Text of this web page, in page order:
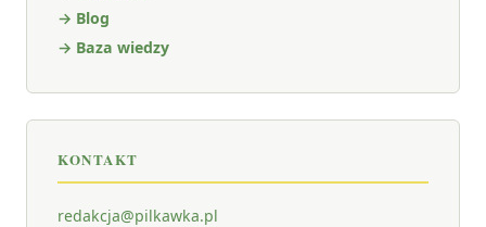
→ Blog
→ Baza wiedzy
KONTAKT
redakcja@pilkawka.pl